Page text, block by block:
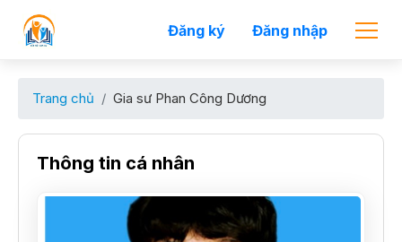
Đăng ký Đăng nhập
Trang chủ Gia sư Phan Công Dương
Thông tin cá nhân